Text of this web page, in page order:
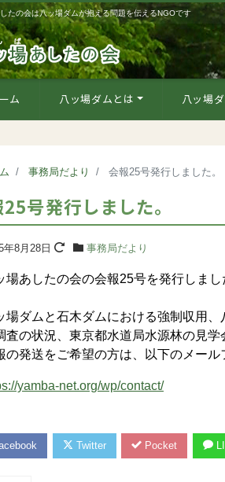
たの会は八ッ場ダムが抱える問題を伝えるNGOです
ム 八ッ場ダムとは 八ッ場
事務局だより 会報25号発行しました。
号発行しました。
年8月28日 事務局だより
あしたの会の会報25号を発行しまし
ダムと石木ダムにおける強制収用、
査の状況、東京都水道局水源林の見学
発送をご希望の方は、以下のメール
yamba-net.org/wp/contact/
Twitter Pocket